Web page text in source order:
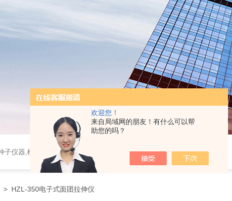
欢迎您！
来自局域网的朋友！有什么可以帮
助您的吗？
仪器,植物生理仪器,植保仪器,土壤仪器,环境气象仪器
> HZL-350电子式面团拉伸仪